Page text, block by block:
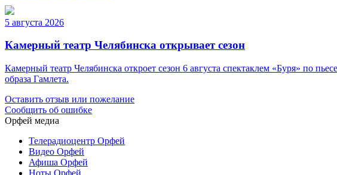
5 августа 2026
Камерный театр Челябинска открывает сезон
Камерный театр Челябинска откроет сезон 6 августа спектаклем «Буря» по
образа Гамлета.
Оставить отзыв или пожелание
Сообщить об ошибке
Орфей медиа
Телерадиоцентр Орфей
Видео Орфей
Афиша Орфей
Ноты Орфей